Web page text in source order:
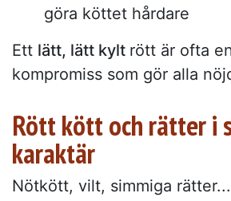
göra köttet hårdare
Ett lätt, lätt kylt rött är ofta
kompromiss som gör alla
Rött kött och rätter i
karaktär
Nötkött, vilt, simmiga